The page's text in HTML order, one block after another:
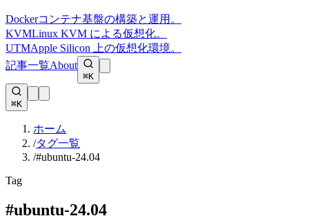
Dockerコンテナ基盤の構築と運用。
KVMLinux KVM による仮想化。
UTMApple Silicon 上の仮想化環境。
記事一覧About
⌘K
⌘K
ホーム
/タグ一覧
/#ubuntu-24.04
Tag
#ubuntu-24.04